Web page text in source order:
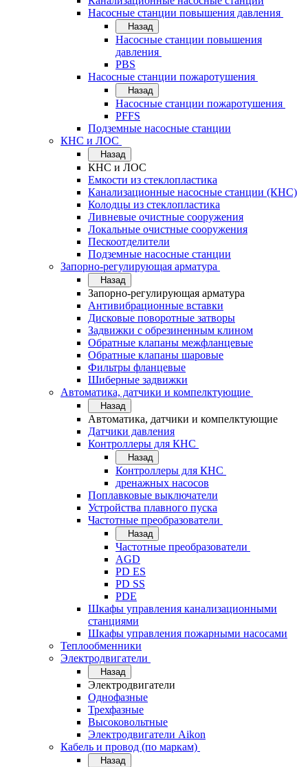
Насосные станции повышения давления
Назад
Насосные станции повышения
давления
PBS
Насосные станции пожаротушения
Назад
Насосные станции пожаротушения
PFFS
Подземные насосные станции
КНС и ЛОС
Назад
КНС и ЛОС
Емкости из стеклопластика
Канализационные насосные станции (КНС)
Колодцы из стеклопластика
Ливневые очистные сооружения
Локальные очистные сооружения
Пескоотделители
Подземные насосные станции
Запорно-регулирующая арматура
Назад
Запорно-регулирующая арматура
Антивибрационные вставки
Дисковые поворотные затворы
Задвижки с обрезиненным клином
Обратные клапаны межфланцевые
Обратные клапаны шаровые
Фильтры фланцевые
Шиберные задвижки
Автоматика, датчики и компелктующие
Назад
Автоматика, датчики и компелктующие
Датчики давления
Контроллеры для КНС
Назад
Контроллеры для КНС
дренажных насосов
Поплавковые выключатели
Устройства плавного пуска
Частотные преобразователи
Назад
Частотные преобразователи
AGD
PD ES
PD SS
PDE
Шкафы управления канализационными
станциями
Шкафы управления пожарными насосами
Теплообменники
Электродвигатели
Назад
Электродвигатели
Однофазные
Трехфазные
Высоковольтные
Электродвигатели Aikon
Кабель и провод (по маркам)
Назад